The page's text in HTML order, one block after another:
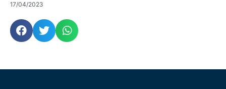
17/04/2023